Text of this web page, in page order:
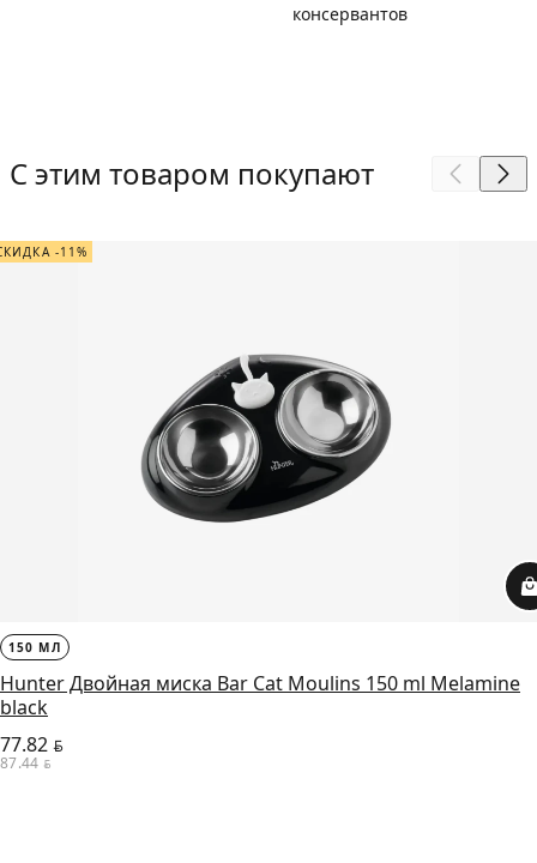
консервантов
С этим товаром покупают
-11%
150 МЛ
Hunter Двойная миска Bar Cat Moulins 150 ml Melamine
black
77.82 BYN
87.44 BYN